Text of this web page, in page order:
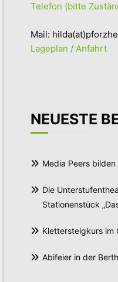
Telefon (bitte
Mail:
Lageplan / Anfahrt
NEUESTE
Media Peers
Die
Stationenstück
Klettersteigkurs im
Abifeier in der